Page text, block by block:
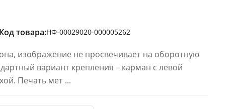
Код товара:НФ-00029020-000005262
изображение не просвечивает на оборотную
вариант крепления – карман с левой
Печать мет ...